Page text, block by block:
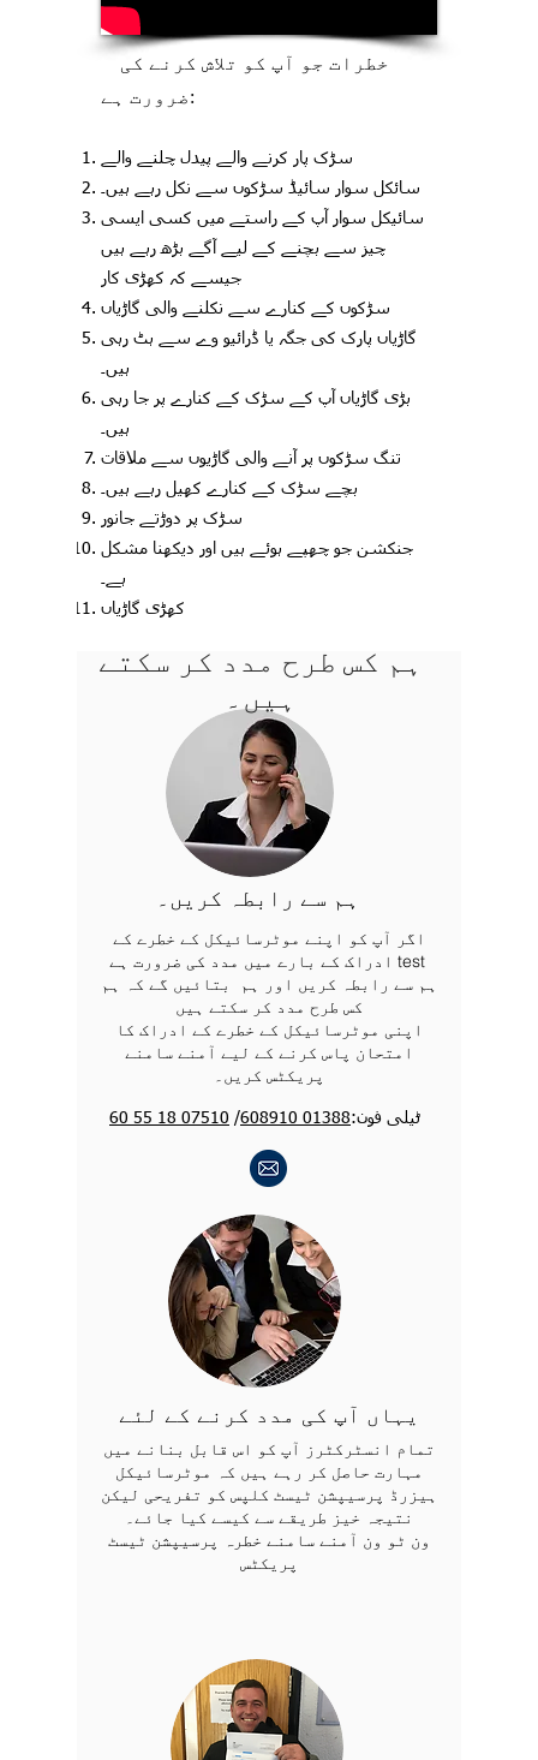
ضرورت ہے:
سڑک پار کرنے والے پیدل چلنے والے
سائکل سوار سائیڈ سڑکوں سے نکل رہے ہیں۔
سائیکل سوار آپ کے راستے میں کسی ایسی
چیز سے بچنے کے لیے آگے بڑھ رہے ہیں
جیسے کہ کھڑی کار
سڑکوں کے کنارے سے نکلنے والی گاڑیاں
گاڑیاں پارک کی جگہ یا ڈرائیو وے سے ہٹ رہی
ہیں۔
بڑی گاڑیاں آپ کے سڑک کے کنارے پر جا رہی
ہیں۔
تنگ سڑکوں پر آنے والی گاڑیوں سے ملاقات
بچے سڑک کے کنارے کھیل رہے ہیں۔
سڑک پر دوڑتے جانور
جنکشن جو چھپے ہوئے ہیں اور دیکھنا مشکل
ہے۔
کھڑی گاڑیاں
ہم سے رابطہ کریں۔
اگر آپ کو اپنے موٹرسائیکل کے خطرے کے
ادراک کے بارے میں مدد کی ضرورت ہے test
ہم سے رابطہ کریں اور ہم بتائیں گے کہ ہم
کس طرح مدد کر سکتے ہیں
اپنی موٹرسائیکل کے خطرے کے ادراک کا
امتحان پاس کرنے کے لیے آمنے سامنے
پریکٹس کریں۔
ٹیلی فون:01388 608910
/
07510 18 55 60
یہاں آپ کی مدد کرنے کے لئے
تمام انسٹرکٹرز آپ کو اس قابل بنانے میں
مہارت حاصل کر رہے ہیں کہ موٹرسائیکل
ہیزرڈ پرسیپشن ٹیسٹ کلپس کو تفریحی لیکن
نتیجہ خیز طریقے سے کیسے کیا جائے۔
ون ٹو ون آمنے سامنے خطرہ پرسیپشن ٹیسٹ
پریکٹس
ہم کس طرح مدد کر سکتے
ہیں۔